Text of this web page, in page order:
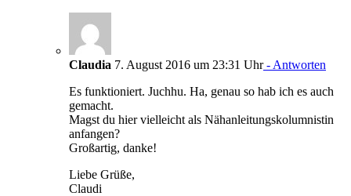
Claudia 7. August 2016 um 23:31 Uhr- Antworten
Es funktioniert. Juchhu. Ha, genau so hab ich es auch
gemacht.
Magst du hier vielleicht als Nähanleitungskolumnistin
anfangen?
Großartig, danke!
Liebe Grüße,
Claudi